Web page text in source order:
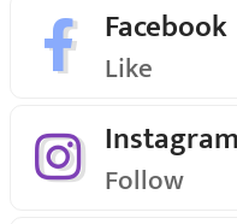
Facebook
Like
Instagram
Follow